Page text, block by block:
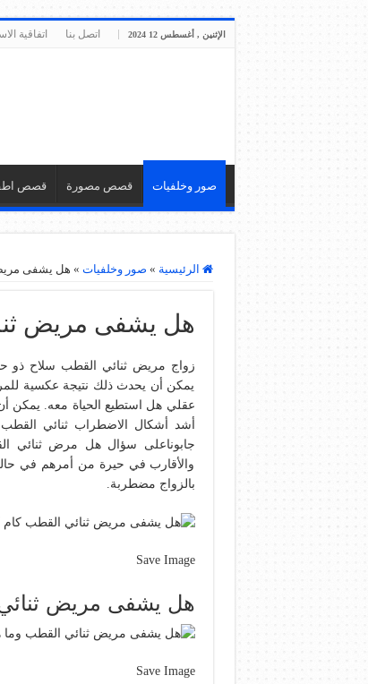
الإثنين , أغسطس 12 2024 اتصل بنا اتفاقية
صور وخلفيات قصص مصورة قصص
الرئيسية » صور وخلفيات » هل يشفى
هل يشفى مريض
زواج مريض ثنائي القطب سلاح ذو
يمكن أن يحدث ذلك نتيجة عكسية
عقلي هل استطيع الحياة معه. يمكن
أشد أشكال الاضطراب ثنائي
جابوناعلى سؤال هل مرض ثنائي
والأقارب في حيرة من أمرهم في
بالزواج مضطربة.
Save Image
هل يشفى مريض
Save Image